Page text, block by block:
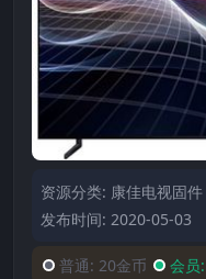
资源分类: 康佳电视固件
发布时间: 2020-05-03
普通: 20金币 会员: